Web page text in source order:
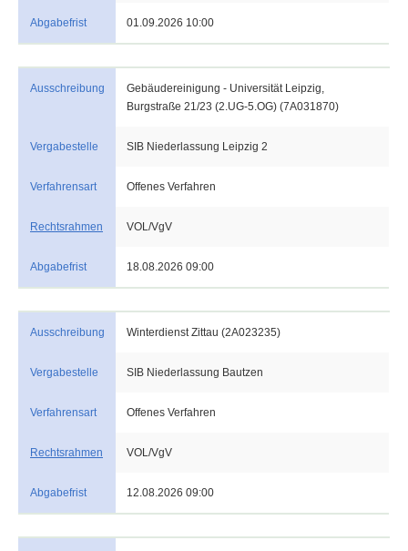
Abgabefrist 01.09.2026 10:00
Ausschreibung
Gebäudereinigung - Universität Leipzig,
Burgstraße 21/23 (2.UG-5.OG) (7A031870)
Vergabestelle SIB Niederlassung Leipzig 2
Verfahrensart Offenes Verfahren
Rechtsrahmen VOL/VgV
Abgabefrist 18.08.2026 09:00
Ausschreibung Winterdienst Zittau (2A023235)
Vergabestelle SIB Niederlassung Bautzen
Verfahrensart Offenes Verfahren
Rechtsrahmen VOL/VgV
Abgabefrist 12.08.2026 09:00